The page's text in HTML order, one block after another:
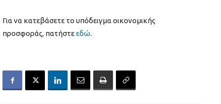
Για να κατεβάσετε το υπόδειγμα οικονομικής
προσφοράς, πατήστεεδώ.